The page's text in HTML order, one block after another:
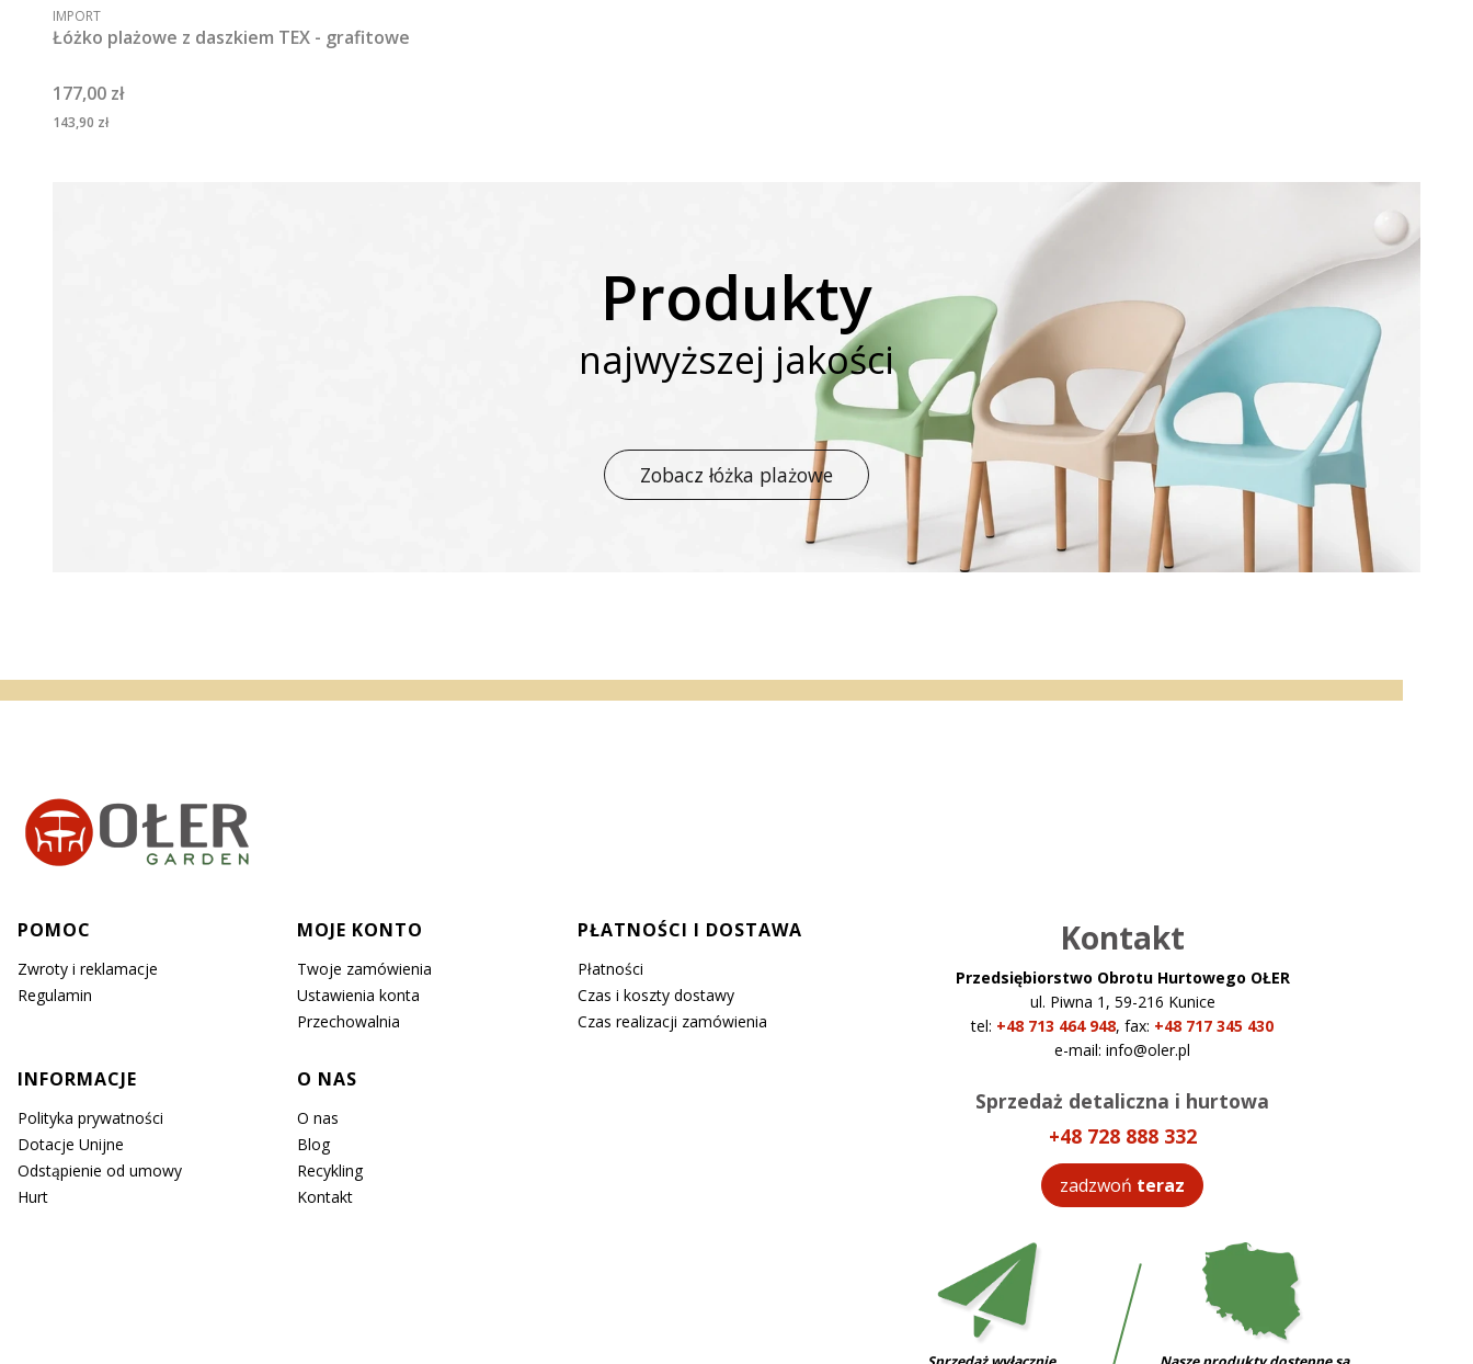
PRODUCENT
IMPORT
Łóżko plażowe z daszkiem TEX - grafitowe
Cena
177,00 zł
Cena
143,90 zł
Produkty
najwyższej jakości
Zobacz łóżka plażowe
Linki w stopce
POMOC
Zwroty i reklamacje
Regulamin
MOJE KONTO
Twoje zamówienia
Ustawienia konta
Przechowalnia
PŁATNOŚCI I DOSTAWA
Płatności
Czas i koszty dostawy
Czas realizacji zamówienia
INFORMACJE
Polityka prywatności
Dotacje Unijne
Odstąpienie od umowy
Hurt
O NAS
O nas
Blog
Recykling
Kontakt
Kontakt
Przedsiębiorstwo Obrotu Hurtowego OŁER
ul. Piwna 1, 59-216 Kunice
tel: +48 713 464 948, fax: +48 717 345 430
e-mail: info@oler.pl
Sprzedaż detaliczna i hurtowa
+48 728 888 332
zadzwoń teraz